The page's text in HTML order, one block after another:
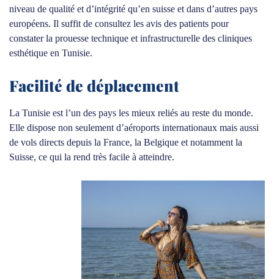
niveau de qualité et d’intégrité qu’en suisse et dans d’autres pays
européens. Il suffit de consultez les avis des patients pour
constater la prouesse technique et infrastructurelle des cliniques
esthétique en Tunisie.
Facilité de déplacement
La Tunisie est l’un des pays les mieux reliés au reste du monde.
Elle dispose non seulement d’aéroports internationaux mais aussi
de vols directs depuis la France, la Belgique et notamment la
Suisse, ce qui la rend très facile à atteindre.